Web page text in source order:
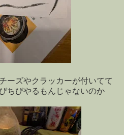
ーズやクラッカーが付いてて
ちびやるもんじゃないのか